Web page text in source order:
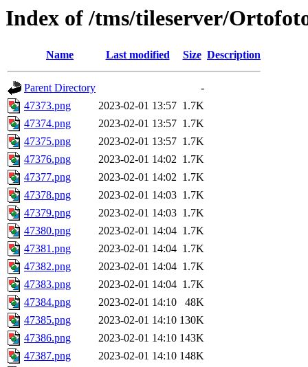
Index of /tms/tileserver/
Name Last modified Size Description
Parent Directory
-
47373.png
2023-02-01 13:57 1.7K
47374.png
2023-02-01 13:57 1.7K
47375.png
2023-02-01 13:57 1.7K
47376.png
2023-02-01 14:02 1.7K
47377.png
2023-02-01 14:02 1.7K
47378.png
2023-02-01 14:03 1.7K
47379.png
2023-02-01 14:03 1.7K
47380.png
2023-02-01 14:04 1.7K
47381.png
2023-02-01 14:04 1.7K
47382.png
2023-02-01 14:04 1.7K
47383.png
2023-02-01 14:04 1.7K
47384.png
2023-02-01 14:10
48K
47385.png
2023-02-01 14:10 130K
47386.png
2023-02-01 14:10 143K
47387.png
2023-02-01 14:10 148K